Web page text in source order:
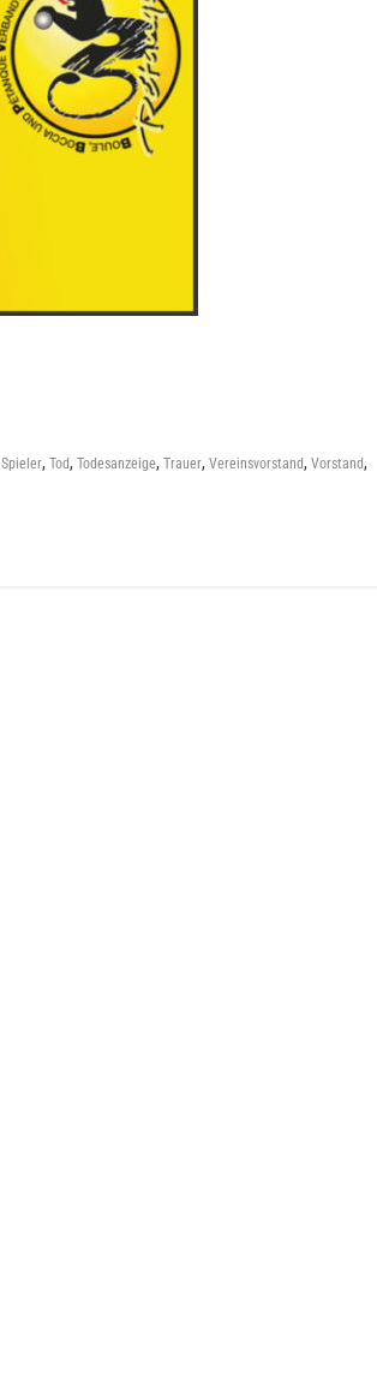
Spieler, Tod, Todesanzeige, Trauer, Vereinsvorstand, Vorstand,